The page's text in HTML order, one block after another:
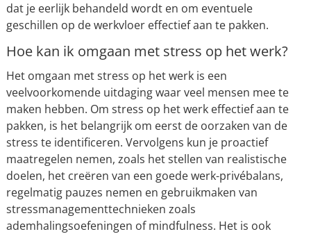
dat je eerlijk behandeld wordt en om eventuele
geschillen op de werkvloer effectief aan te pakken.
Hoe kan ik omgaan met stress op het werk?
Het omgaan met stress op het werk is een
veelvoorkomende uitdaging waar veel mensen mee te
maken hebben. Om stress op het werk effectief aan te
pakken, is het belangrijk om eerst de oorzaken van de
stress te identificeren. Vervolgens kun je proactief
maatregelen nemen, zoals het stellen van realistische
doelen, het creëren van een goede werk-privébalans,
regelmatig pauzes nemen en gebruikmaken van
stressmanagementtechnieken zoals
ademhalingsoefeningen of mindfulness. Het is ook